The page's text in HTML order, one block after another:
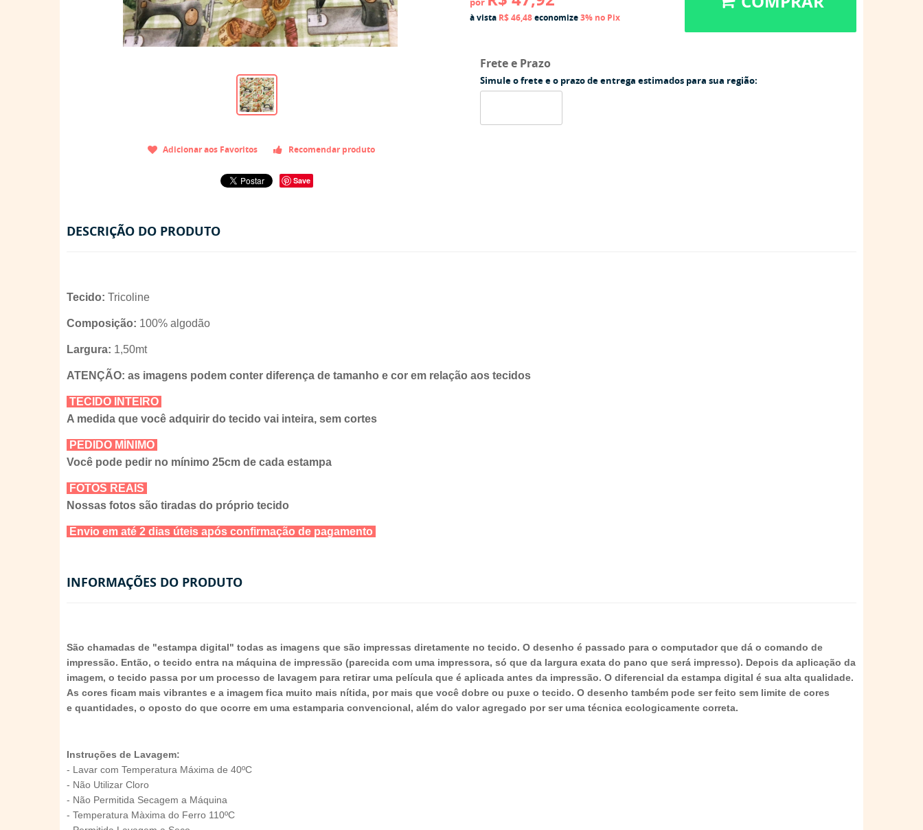
Adicionar aos Favoritos Recomendar produto
Save
à vista R$ 46,48economize3% no Pix
Frete e Prazo
Simule o frete e o prazo de entrega estimados para sua região:
DESCRIÇÃO DO PRODUTO
Tecido: Tricoline
Composição: 100% algodão
Largura: 1,50mt
ATENÇÃO: as imagens podem conter diferença de tamanho e cor em relação aos tecidos
TECIDO INTEIRO
A medida que você adquirir do tecido vai inteira, sem cortes
PEDIDO MÍNIMO
Você pode pedir no mínimo 25cm de cada estampa
FOTOS REAIS
Nossas fotos são tiradas do próprio tecido
Envio em até 2 dias úteis após confirmação de pagamento
INFORMAÇÕES DO PRODUTO
São chamadas de "estampa digital" todas as imagens que são impressas diretamente no tecido. O desenho é passado para o computador que dá o comando de
impressão. Então, o tecido entra na máquina de impressão (parecida com uma impressora, só que da largura exata do pano que será impresso). Depois da aplicação da
imagem, o tecido passa por um processo de lavagem para retirar uma película que é aplicada antes da impressão. O diferencial da estampa digital é sua alta qualidade.
As cores ficam mais vibrantes e a imagem fica muito mais nítida, por mais que você dobre ou puxe o tecido. O desenho também pode ser feito sem limite de cores
e quantidades, o oposto do que ocorre em uma estamparia convencional, além do valor agregado por ser uma técnica ecologicamente correta.
Instruções de Lavagem:
- Lavar com Temperatura Máxima de 40ºC
- Não Utilizar Cloro
- Não Permitida Secagem a Máquina
- Temperatura Màxima do Ferro 110ºC